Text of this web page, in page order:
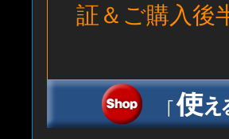
証＆ご購入後